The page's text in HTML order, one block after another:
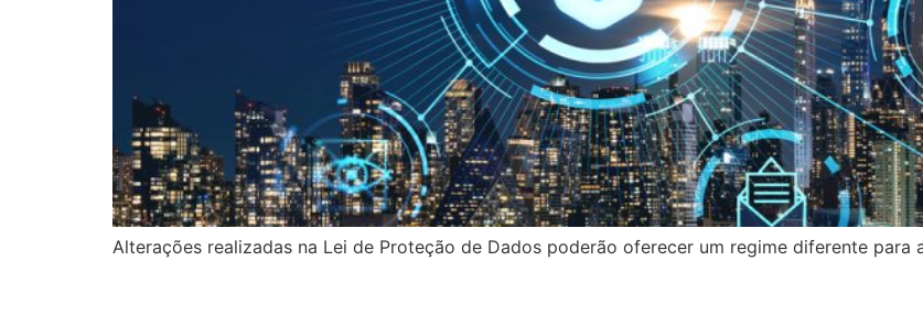
Alterações realizadas na Lei de Proteção de Dados poderão oferecer um regime diferente para